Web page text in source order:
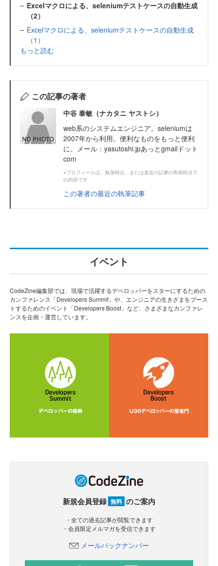
Excelマクロによる、seleniumテストケースの自動生成
（2）
Excelマクロによる、seleniumテストケースの自動生成
（1）
もっと読む
この記事の著者
中谷 泰敏（ナカタニ ヤストシ）
web系のシステムエンジニア。seleniumは
2007年から利用。便利なものをもっと便利
に。メール：yasutoshi.jpあっとgmailドット
com
※プロフィールは、執筆時点、または直近の記事の寄稿時点で
の内容です
この著者の最近の執筆記事
イベント
CodeZine編集部では、現場で活躍するデベロッパーをスターにするための
カンファレンス「Developers Summit」や、エンジニアの生きざまをブース
トするためのイベント「Developers Boost」など、さまざまなカンファレ
ンスを企画・運営しています。
新規会員登録 無料 のご案内
・全ての過去記事が閲覧できます
・会員限定メルマガを受信できます
メールバックナンバー